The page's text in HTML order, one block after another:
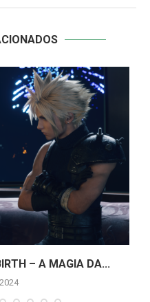
– A MAGIA DA...